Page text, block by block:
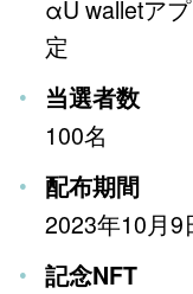
αU walletア
定
当選者数
100名
配布期間
2023年10月9
記念NFT